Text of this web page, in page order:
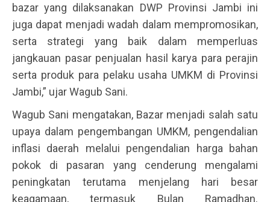
bazar yang dilaksanakan DWP Provinsi Jambi ini
juga dapat menjadi wadah dalam mempromosikan,
serta strategi yang baik dalam memperluas
jangkauan pasar penjualan hasil karya para perajin
serta produk para pelaku usaha UMKM di Provinsi
Jambi,” ujar Wagub Sani.
Wagub Sani mengatakan, Bazar menjadi salah satu
upaya dalam pengembangan UMKM, pengendalian
inflasi daerah melalui pengendalian harga bahan
pokok di pasaran yang cenderung mengalami
peningkatan terutama menjelang hari besar
keagamaan, termasuk Bulan Ramadhan.